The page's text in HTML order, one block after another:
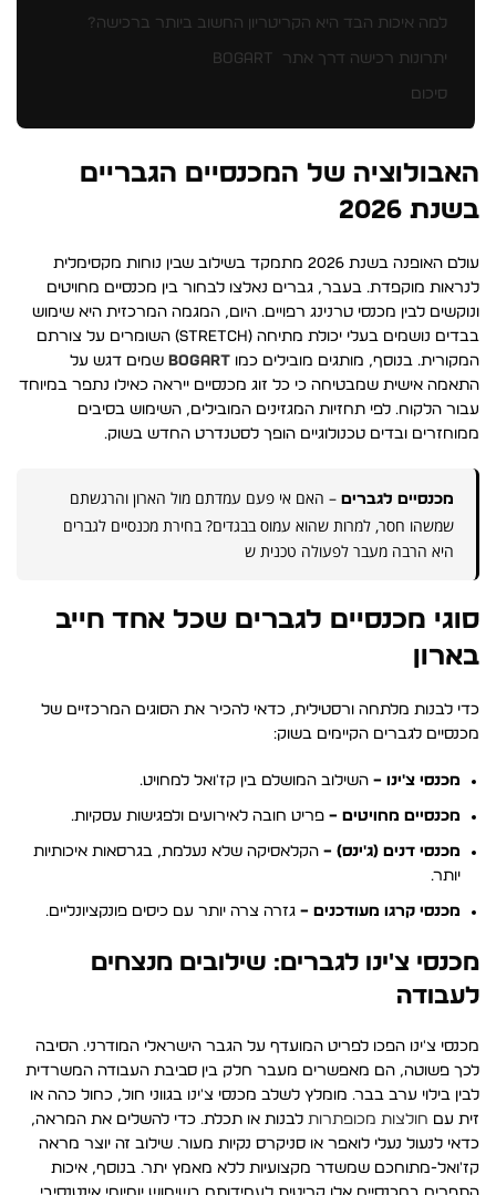
למה איכות הבד היא הקריטריון החשוב ביותר ברכישה?
יתרונות רכישה דרך אתר BOGART
סיכום
האבולוציה של המכנסיים הגבריים
בשנת 2026
עולם האופנה בשנת 2026 מתמקד בשילוב שבין נוחות מקסימלית
לנראות מוקפדת. בעבר, גברים נאלצו לבחור בין מכנסיים מחויטים
ונוקשים לבין מכנסי טרנינג רפויים. היום, המגמה המרכזית היא שימוש
בבדים נושמים בעלי יכולת מתיחה (Stretch) השומרים על צורתם
המקורית. בנוסף, מותגים מובילים כמו BOGART שמים דגש על
התאמה אישית שמבטיחה כי כל זוג מכנסיים ייראה כאילו נתפר במיוחד
עבור הלקוח. לפי תחזיות המגזינים המובילים, השימוש בסיבים
ממוחזרים ובדים טכנולוגיים הופך לסטנדרט החדש בשוק.
מכנסיים לגברים – האם אי פעם עמדתם מול הארון והרגשתם
שמשהו חסר, למרות שהוא עמוס בבגדים? בחירת מכנסיים לגברים
היא הרבה מעבר לפעולה טכנית ש
סוגי מכנסיים לגברים שכל אחד חייב
בארון
כדי לבנות מלתחה ורסטילית, כדאי להכיר את הסוגים המרכזיים של
מכנסיים לגברים הקיימים בשוק:
מכנסי צ'ינו – השילוב המושלם בין קז'ואל למחויט.
מכנסיים מחויטים – פריט חובה לאירועים ולפגישות עסקיות.
מכנסי דנים (ג'ינס) – הקלאסיקה שלא נעלמת, בגרסאות איכותיות
יותר.
מכנסי קרגו מעודכנים – גזרה צרה יותר עם כיסים פונקציונליים.
מכנסי צ'ינו לגברים: שילובים מנצחים
לעבודה
מכנסי צ'ינו הפכו לפריט המועדף על הגבר הישראלי המודרני. הסיבה
לכך פשוטה, הם מאפשרים מעבר חלק בין סביבת העבודה המשרדית
לבין בילוי ערב בבר. מומלץ לשלב מכנסי צ'ינו בגווני חול, כחול כהה או
זית עם חולצות מכופתרות לבנות או תכלת. כדי להשלים את המראה,
כדאי לנעול נעלי לואפר או סניקרס נקיות מעור. שילוב זה יוצר מראה
קז'ואל-מתוחכם שמשדר מקצועיות ללא מאמץ יתר. בנוסף, איכות